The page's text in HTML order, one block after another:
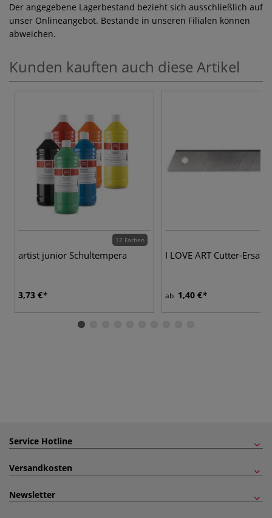
Der angegebene Lagerbestand bezieht sich ausschließlich auf
unser Onlineangebot. Bestände in unseren Filialen können
abweichen.
Kunden kauften auch diese Artikel
12 Farben
artist junior Schultempera
3,73 €
I LOVE ART Cutter-
ab 1,40 €
Service Hotline
Versandkosten
Newsletter